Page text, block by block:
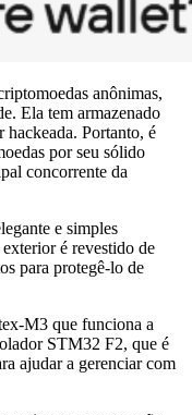
anônimas,
Ela tem armazenado
hackeada. Portanto, é
por seu sólido
concorrente da
e simples
é revestido de
para protegê-lo de
M3 que funciona a
STM32 F2, que é
ajudar a gerenciar com